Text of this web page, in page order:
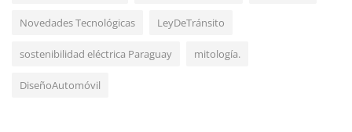
Novedades Tecnológicas LeyDeTránsito
sostenibilidad eléctrica Paraguay mitología.
DiseñoAutomóvil